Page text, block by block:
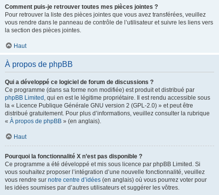
Comment puis-je retrouver toutes mes pièces jointes ?
Pour retrouver la liste des pièces jointes que vous avez transférées, veuillez
vous rendre dans le panneau de contrôle de l’utilisateur et suivre les liens vers
la section des pièces jointes.
Haut
À propos de phpBB
Qui a développé ce logiciel de forum de discussions ?
Ce programme (dans sa forme non modifiée) est produit et distribué par
phpBB Limited , qui en est le légitime propriétaire. Il est rendu accessible sous
la « Licence Publique Générale GNU version 2 (GPL-2.0) » et peut être
distribué gratuitement. Pour plus d’informations, veuillez consulter la rubrique
« À propos de phpBB » (en anglais).
Haut
Pourquoi la fonctionnalité X n’est pas disponible ?
Ce programme a été développé et mis sous licence par phpBB Limited. Si
vous souhaitez proposer l’intégration d’une nouvelle fonctionnalité, veuillez
vous rendre sur notre centre d’idées (en anglais) où vous pourrez voter pour
les idées soumises par d’autres utilisateurs et suggérer les vôtres.